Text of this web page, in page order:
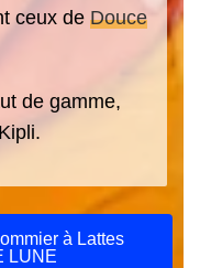
ceux de Douce
de gamme,
à Lattes
LUNE